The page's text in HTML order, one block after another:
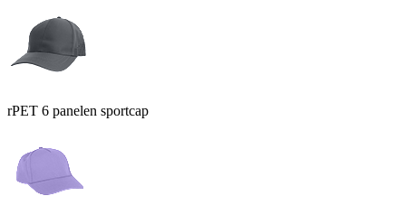
rPET 6 panelen sportcap